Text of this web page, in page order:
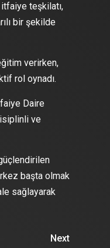
teşkilatı,
bir şekilde
verirken,
rol oynadı.
Daire
ve
başta olmak
sağlayarak
Next